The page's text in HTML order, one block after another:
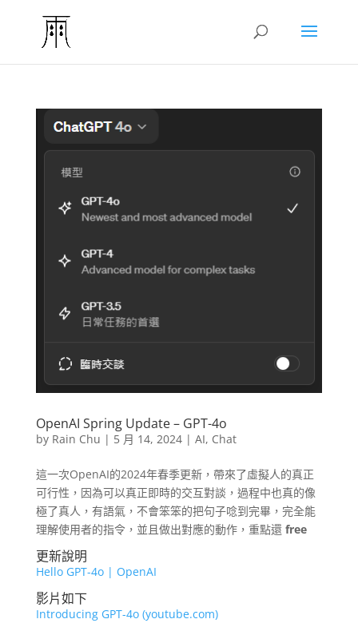
OpenAI Spring Update – GPT-4o
by Rain Chu | 5 月 14, 2024| AI, Chat
這一次OpenAI的2024年春季更新，帶來了虛擬人的真正
可行性，因為可以真正即時的交互對談，過程中也真的像
極了真人，有語氣，不會笨笨的把句子唸到完畢，完全能
理解使用者的指令，並且做出對應的動作，重點還 free
更新說明
Hello GPT-4o | OpenAI
影片如下
Introducing GPT-4o (youtube.com)